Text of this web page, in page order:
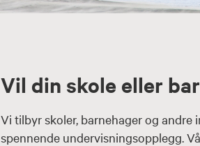
Vil din skole eller
Vi tilbyr skoler, barnehager og andre
spennende undervisningsopplegg.